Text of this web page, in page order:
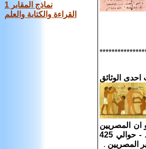
نماذج المقابر 1
القراءة والكتابة والعلم
احدى الوثائق
ان المصريين
كانوا يمارسونه لضمان نظافة الجسد فى بيئة حارة. لكن بالاضافة لرأى هيرودوت (484 ق.م. - حوالي 425
المصريين .